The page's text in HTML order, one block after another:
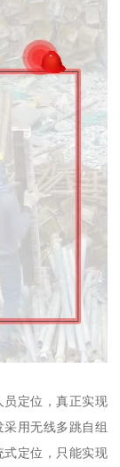
定位，真正实现
用无线多跳自组
式定位，只能实现